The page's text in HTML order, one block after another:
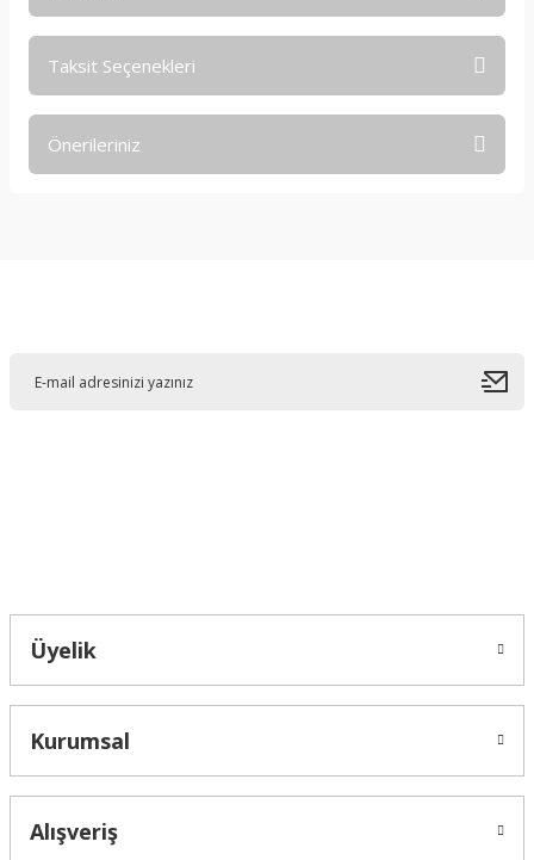
Taksit Seçenekleri
Önerileriniz
Üyelik
Kurumsal
Alışveriş